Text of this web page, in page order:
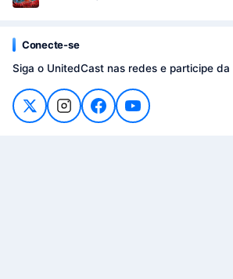
Conecte-se
Siga o UnitedCast nas redes e participe